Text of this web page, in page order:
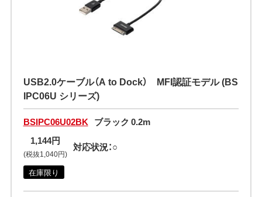
USB2.0ケーブル（A to Dock） MFI認証モデル (BS
IPC06U シリーズ)
BSIPC06U02BK ブラック 0.2m
1,144円
(税抜1,040円)
対応状況：○
在庫限り